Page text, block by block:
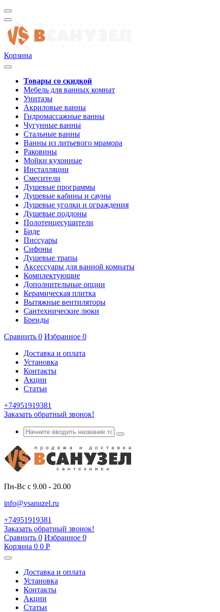
Корзина
Товары со скидкой
Мебель для ванных комнат
Унитазы
Акриловые ванны
Гидромассажные ванны
Чугунные ванны
Стальные ванны
Ванны из литьевого мрамора
Раковины
Мойки кухонные
Инсталляции
Смесители
Душевые программы
Душевые кабины и сауны
Душевые уголки и ограждения
Душевые поддоны
Полотенцесушители
Биде
Писсуары
Сифоны
Душевые трапы
Аксессуары для ванной комнаты
Комплектующие
Дополнительные опции
Керамическая плитка
Вытяжные вентиляторы
Сантехнические люки
Бренды
Сравнить 0 Избранное 0
Доставка и оплата
Установка
Контакты
Акции
Статьи
+74951919381
Заказать обратный звонок!
Пн-Вс с 9.00 - 20.00
info@vsanuzel.ru
+74951919381
Заказать обратный звонок!
Сравнить 0 Избранное 0
Корзина 0 0 Р
Доставка и оплата
Установка
Контакты
Акции
Статьи